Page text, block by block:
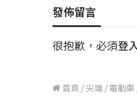
發佈留言
很抱歉，必須登